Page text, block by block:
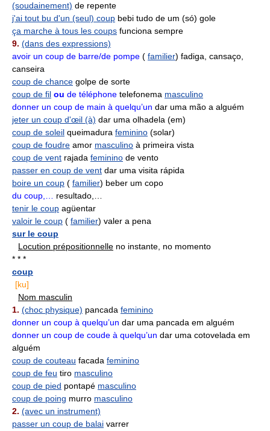
(soudainement) de repente
j'ai tout bu d'un (seul) coup bebi tudo de um (só) gole
ça marche à tous les coups funciona sempre
9. (dans des expressions)
avoir un coup de barre/de pompe ( familier) fadiga, cansaço,
canseira
coup de chance golpe de sorte
coup de fil ou de téléphone telefonema masculino
donner un coup de main à quelqu’un dar uma mão a alguém
jeter un coup d'œil (à) dar uma olhadela (em)
coup de soleil queimadura feminino (solar)
coup de foudre amor masculino à primeira vista
coup de vent rajada feminino de vento
passer en coup de vent dar uma visita rápida
boire un coup ( familier) beber um copo
du coup,…
resultado,…
tenir le coup agüentar
valoir le coup ( familier) valer a pena
sur le coup
Locution prépositionnelle no instante, no momento
* * *
coup
[ku]
Nom masculin
1. (choc physique) pancada feminino
donner un coup à quelqu’un dar uma pancada em alguém
donner un coup de coude à quelqu’un dar uma cotovelada em
alguém
coup de couteau facada feminino
coup de feu tiro masculino
coup de pied pontapé masculino
coup de poing murro masculino
2. (avec un instrument)
passer un coup de balai varrer